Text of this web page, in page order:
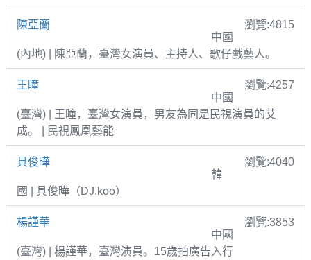
陳亞蘭
瀏覽:4815
中國
(內地) | 陳亞蘭，臺灣女演員、主持人、歌仔戲藝人。
王瞳
瀏覽:4257
中國
(臺灣) | 王瞳，臺灣女演員，男友為同是民視演員的艾
成。 | 民視鳳凰藝能
具俊曄
瀏覽:4040
韓
國 | 具俊曄（DJ.koo）
楊謹華
瀏覽:3853
中國
(臺灣) | 楊謹華，臺灣演員。15歲拍廣告入行